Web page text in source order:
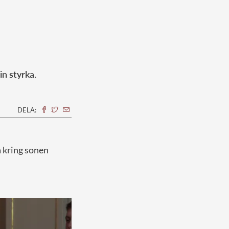
styrka.
DELA:
kring sonen